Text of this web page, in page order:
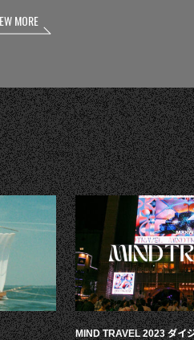
MORE
MIND TRAVEL 2023 ダイ